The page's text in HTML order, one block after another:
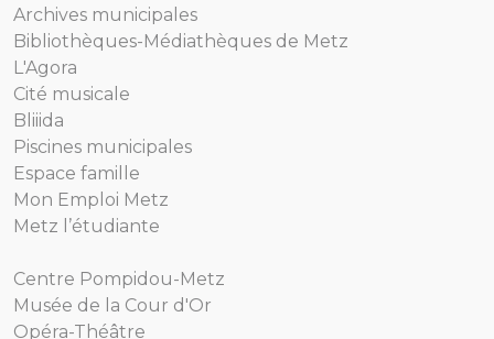
Archives municipales
Bibliothèques-Médiathèques de Metz
L'Agora
Cité musicale
Bliiida
Piscines municipales
Espace famille
Mon Emploi Metz
Metz l’étudiante
Centre Pompidou-Metz
Musée de la Cour d'Or
Opéra-Théâtre